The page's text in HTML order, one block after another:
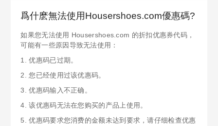
爲什麽無法使用Housershoes.com優惠碼?
如果您无法使用 Housershoes.com 的折扣优惠券代码，
可能有一些原因导致无法使用：
1. 优惠码已过期。
2. 您已经使用过该优惠码。
3. 优惠码输入不正确。
4. 该优惠码无法在您购买的产品上使用。
5. 优惠码要求您消费的金额未达到要求，请仔细检查优惠